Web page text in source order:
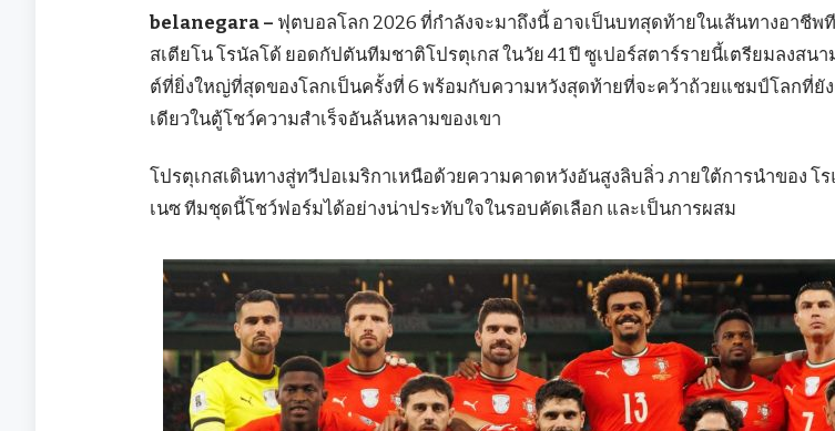
belanegara – ฟุตบอลโลก 2026 ที่กำลังจะมาถึงนี้ อาจเป็นบทสุดท้ายในเส้นทางอาชีพ
สเตียโน โรนัลโด้ ยอดกัปตันทีมชาติโปรตุเกส ในวัย 41 ปี ซูเปอร์สตาร์รายนี้เตรียมลงสน
ต์ที่ยิ่งใหญ่ที่สุดของโลกเป็นครั้งที่ 6 พร้อมกับความหวังสุดท้ายที่จะคว้าถ้วยแชมป์โลกที่ยั
เดียวในตู้โชว์ความสำเร็จอันล้นหลามของเขา
โปรตุเกสเดินทางสู่ทวีปอเมริกาเหนือด้วยความคาดหวังอันสูงลิบลิ่ว ภายใต้การนำของ โ
เนซ ทีมชุดนี้โชว์ฟอร์มได้อย่างน่าประทับใจในรอบคัดเลือก และเป็นการผสม